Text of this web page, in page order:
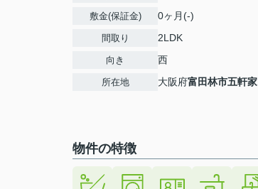
敷金(保証金) 0ヶ月(-)
間取り 2LDK
向き 西
所在地 大阪府富田林市五軒家
物件の特徴